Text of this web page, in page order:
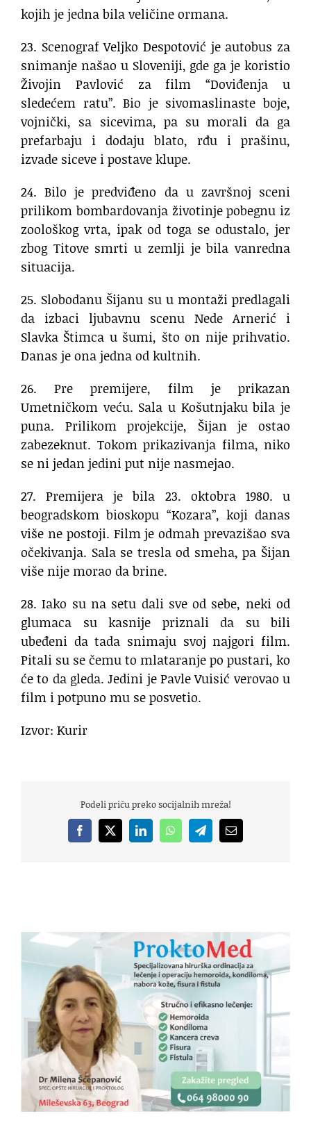
kojih je jedna bila veličine ormana.
23. Scenograf Veljko Despotović je autobus za
snimanje našao u Sloveniji, gde ga je koristio
Živojin Pavlović za film “Doviđenja u
sledećem ratu”. Bio je sivomaslinaste boje,
vojnički, sa sicevima, pa su morali da ga
prefarbaju i dodaju blato, rđu i prašinu,
izvade siceve i postave klupe.
24. Bilo je predviđeno da u završnoj sceni
prilikom bombardovanja životinje pobegnu iz
zoološkog vrta, ipak od toga se odustalo, jer
zbog Titove smrti u zemlji je bila vanredna
situacija.
25. Slobodanu Šijanu su u montaži predlagali
da izbaci ljubavnu scenu Nede Arnerić i
Slavka Štimca u šumi, što on nije prihvatio.
Danas je ona jedna od kultnih.
26. Pre premijere, film je prikazan
Umetničkom veću. Sala u Košutnjaku bila je
puna. Prilikom projekcije, Šijan je ostao
zabezeknut. Tokom prikazivanja filma, niko
se ni jedan jedini put nije nasmejao.
27. Premijera je bila 23. oktobra 1980. u
beogradskom bioskopu “Kozara”, koji danas
više ne postoji. Film je odmah prevazišao sva
očekivanja. Sala se tresla od smeha, pa Šijan
više nije morao da brine.
28. Iako su na setu dali sve od sebe, neki od
glumaca su kasnije priznali da su bili
ubeđeni da tada snimaju svoj najgori film.
Pitali su se čemu to mlataranje po pustari, ko
će to da gleda. Jedini je Pavle Vuisić verovao u
film i potpuno mu se posvetio.
Izvor: Kurir
Podeli priču preko socijalnih mreža!
Facebook
X LinkedInWhatsAppTelegramEmail